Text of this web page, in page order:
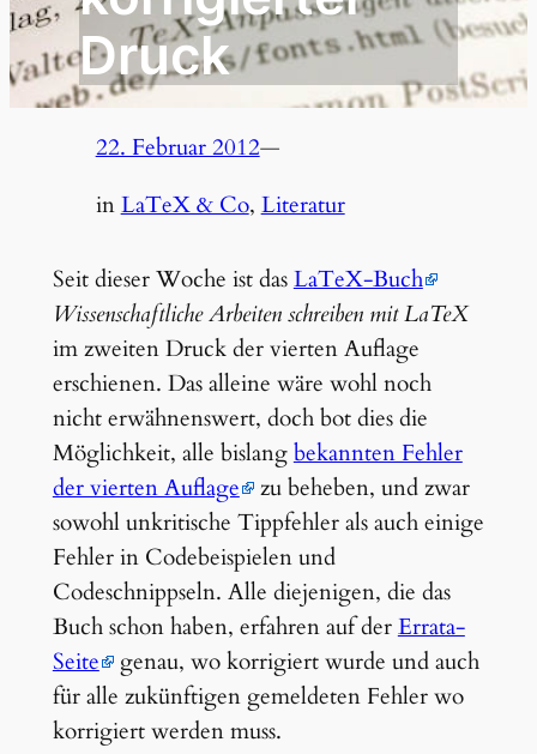
Druck
22. Februar 2012—
inLaTeX & Co, Literatur
Seit dieser Woche ist dasLaTeX-Buch
Wissenschaftliche Arbeiten schreiben mit LaTeX
im zweiten Druck der vierten Auflage
erschienen. Das alleine wäre wohl noch
nicht erwähnenswert, doch bot dies die
Möglichkeit, alle bislangbekannten Fehler
der vierten Auflage zu beheben, und zwar
sowohl unkritische Tippfehler als auch einige
Fehler in Codebeispielen und
Codeschnippseln. Alle diejenigen, die das
Buch schon haben, erfahren auf derErrata-
Seite genau, wo korrigiert wurde und auch
für alle zukünftigen gemeldeten Fehler wo
korrigiert werden muss.